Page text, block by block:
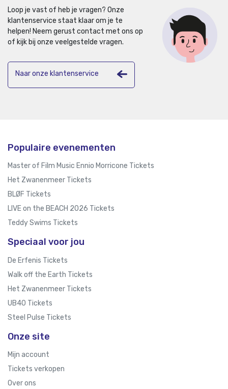
Loop je vast of heb je vragen? Onze
klantenservice staat klaar om je te
helpen! Neem gerust contact met ons op
of kijk bij onze veelgestelde vragen.
Naar onze klantenservice
Populaire evenementen
Master of Film Music Ennio Morricone Tickets
Het Zwanenmeer Tickets
BLØF Tickets
LIVE on the BEACH 2026 Tickets
Teddy Swims Tickets
Speciaal voor jou
De Erfenis Tickets
Walk off the Earth Tickets
Het Zwanenmeer Tickets
UB40 Tickets
Steel Pulse Tickets
Onze site
Mijn account
Tickets verkopen
Over ons